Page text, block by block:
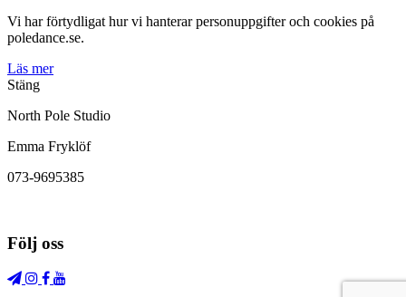
Vi har förtydligat hur vi hanterar personuppgifter och cookies på
poledance.se.
Läs mer
Stäng
North Pole Studio
Emma Fryklöf
073-9695385
Följ oss